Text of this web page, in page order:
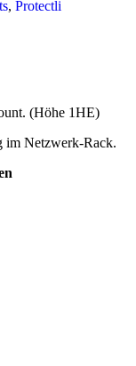
, Protectli
(Höhe 1HE)
im Netzwerk-Rack.